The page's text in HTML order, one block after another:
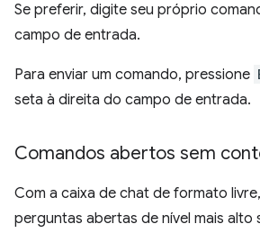
Se preferir, digite seu próprio
campo de entrada.
Para enviar um comando, pressione
seta à direita do campo de entrada.
Comandos abertos sem
Com a caixa de chat de formato
perguntas abertas de nível mais alto